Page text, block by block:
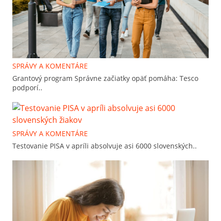
SPRÁVY A KOMENTÁRE
Grantový program Správne začiatky opäť pomáha: Tesco
podporí..
SPRÁVY A KOMENTÁRE
Testovanie PISA v apríli absolvuje asi 6000 slovenských..